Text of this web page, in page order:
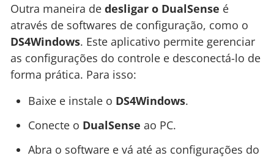
Outra maneira de desligar o DualSense é
através de softwares de configuração, como o
DS4Windows. Este aplicativo permite gerenciar
as configurações do controle e desconectá-lo de
forma prática. Para isso:
Baixe e instale o DS4Windows.
Conecte o DualSense ao PC.
Abra o software e vá até as configurações do